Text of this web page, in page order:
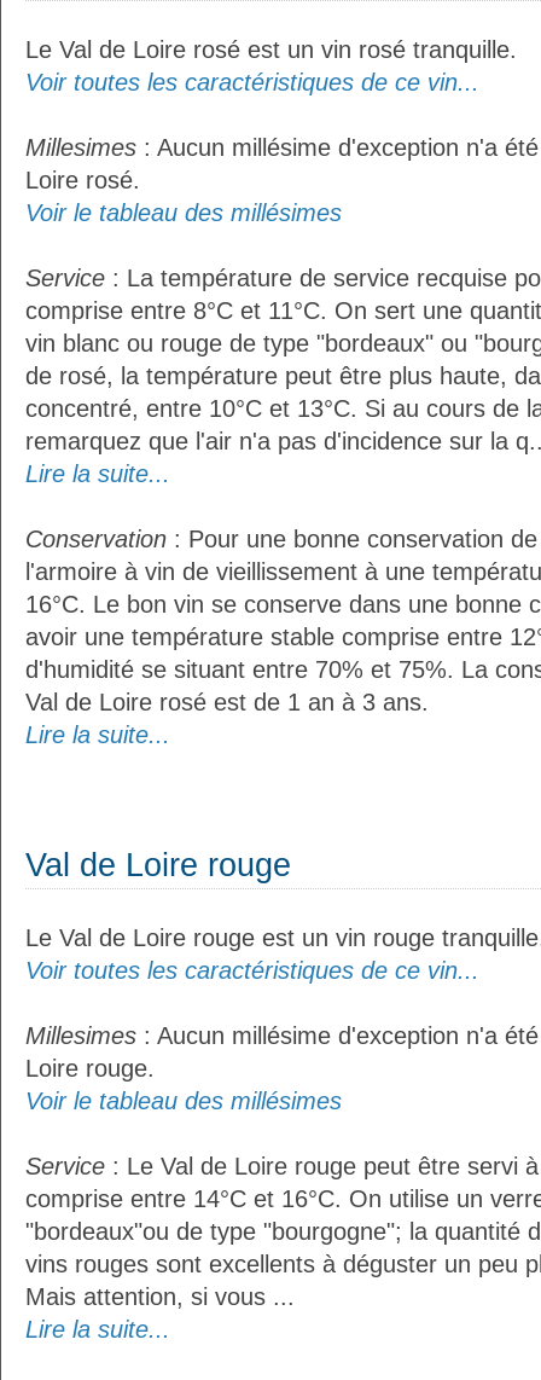
Le Val de Loire rosé est un vin rosé tranquille.
Voir toutes les caractéristiques de ce vin...
Millesimes : Aucun millésime d'exception n'a
Loire rosé.
Voir le tableau des millésimes
Service : La température de service recquise
comprise entre 8°C et 11°C. On sert une
vin blanc ou rouge de type "bordeaux" ou
de rosé, la température peut être plus haute,
concentré, entre 10°C et 13°C. Si au cours de
remarquez que l'air n'a pas d'incidence sur la
Lire la suite...
Conservation : Pour une bonne conservation
l'armoire à vin de vieillissement à une
16°C. Le bon vin se conserve dans une bonne
avoir une température stable comprise entre
d'humidité se situant entre 70% et 75%. La
Val de Loire rosé est de 1 an à 3 ans.
Lire la suite...
Val de Loire rouge
Le Val de Loire rouge est un vin rouge
Voir toutes les caractéristiques de ce vin...
Millesimes : Aucun millésime d'exception n'a
Loire rouge.
Voir le tableau des millésimes
Service : Le Val de Loire rouge peut être servi
comprise entre 14°C et 16°C. On utilise un
"bordeaux"ou de type "bourgogne"; la quantité
vins rouges sont excellents à déguster un peu
Mais attention, si vous ...
Lire la suite...